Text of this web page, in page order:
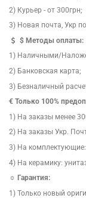
2) Курьер - от 300грн;
3) Новая почта, Укр
$Методы оплаты:
1) Наличными/
2) Банковская карта;
3) Безналичный
€ Только 100%
1) На заказы менее
2) На заказы Укр.
3) На
4) На керамику:
☼ Гарантия:
1) Только новый